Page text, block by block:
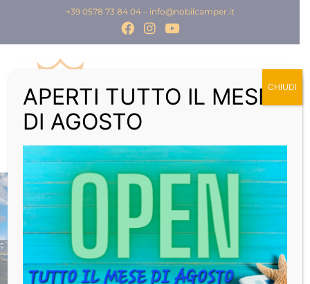
+39 0578 73 84 04– info@nobilcamper.it
APERTI TUTTO IL MESE
DI AGOSTO
CHIUDI